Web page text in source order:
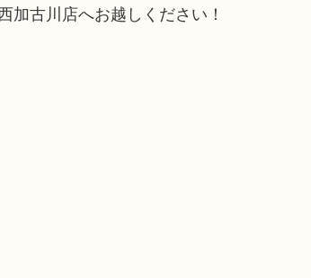
古川店へお越しください！